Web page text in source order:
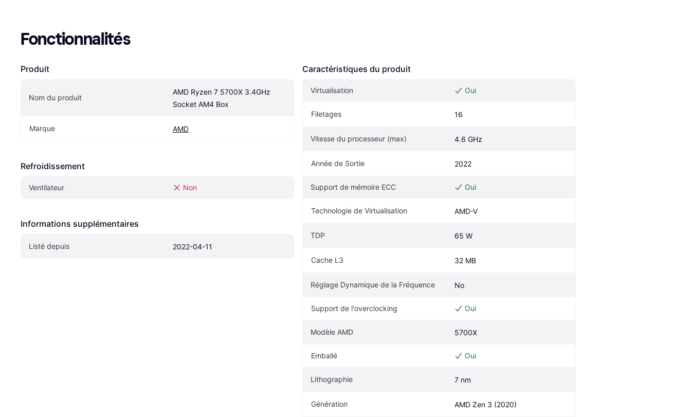
Fonctionnalités
Produit
Nom du produit
AMD Ryzen 7 5700X 3.4GHz
Socket AM4 Box
Marque AMD
Refroidissement
Ventilateur Non
Informations supplémentaires
Listé depuis 2022-04-11
Caractéristiques du produit
Virtualisation Oui
Filetages 16
Vitesse du processeur (max) 4.6 GHz
Année de Sortie 2022
Support de mémoire ECC Oui
Technologie de Virtualisation AMD-V
TDP 65 W
Cache L3 32 MB
Réglage Dynamique de la Fréquence No
Support de l'overclocking Oui
Modèle AMD 5700X
Emballé Oui
Lithographie 7 nm
Génération AMD Zen 3 (2020)